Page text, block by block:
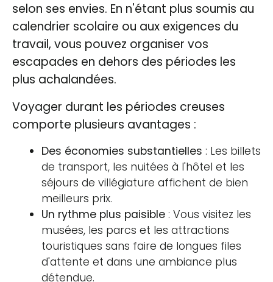
selon ses envies. En n'étant plus soumis au
calendrier scolaire ou aux exigences du
travail, vous pouvez organiser vos
escapades en dehors des périodes les
plus achalandées.
Voyager durant les périodes creuses
comporte plusieurs avantages :
Des économies substantielles : Les billets
de transport, les nuitées à l'hôtel et les
séjours de villégiature affichent de bien
meilleurs prix.
Un rythme plus paisible : Vous visitez les
musées, les parcs et les attractions
touristiques sans faire de longues files
d'attente et dans une ambiance plus
détendue.